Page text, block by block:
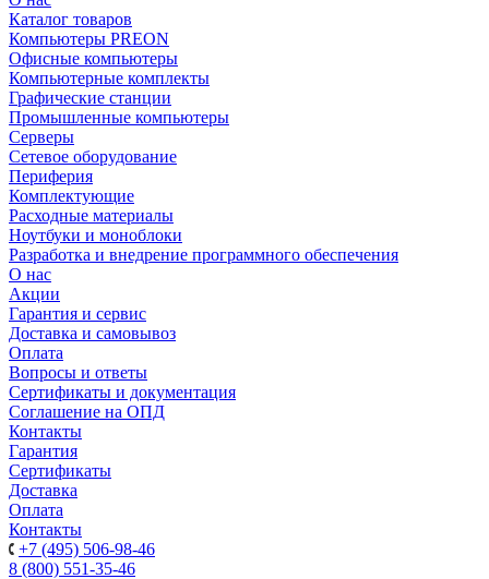
Каталог товаров
Компьютеры PREON
Офисные компьютеры
Компьютерные комплекты
Графические станции
Промышленные компьютеры
Серверы
Сетевое оборудование
Периферия
Комплектующие
Расходные материалы
Ноутбуки и моноблоки
Разработка и внедрение программного обеспечения
О нас
Акции
Гарантия и сервис
Доставка и самовывоз
Оплата
Вопросы и ответы
Сертификаты и документация
Соглашение на ОПД
Контакты
Гарантия
Сертификаты
Доставка
Оплата
Контакты
+7 (495) 506-98-46
8 (800) 551-35-46